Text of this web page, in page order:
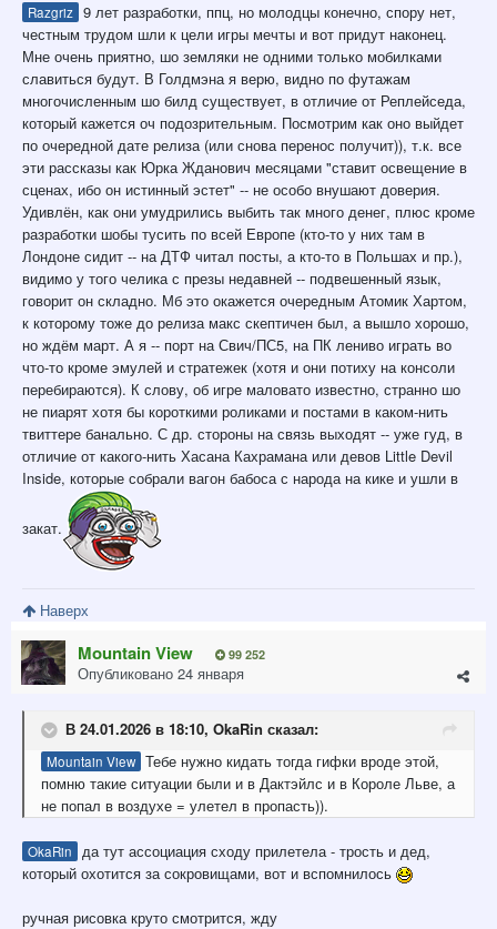
Razgriz 9 лет разработки, ппц, но молодцы конечно, спору нет,
честным трудом шли к цели игры мечты и вот придут наконец.
Мне очень приятно, шо земляки не одними только мобилками
славиться будут. В Голдмэна я верю, видно по футажам
многочисленным шо билд существует, в отличие от Реплейседа,
который кажется оч подозрительным. Посмотрим как оно выйдет
по очередной дате релиза (или снова перенос получит)), т.к. все
эти рассказы как Юрка Жданович месяцами "ставит освещение в
сценах, ибо он истинный эстет" -- не особо внушают доверия.
Удивлён, как они умудрились выбить так много денег, плюс кроме
разработки шобы тусить по всей Европе (кто-то у них там в
Лондоне сидит -- на ДТФ читал посты, а кто-то в Польшах и пр.),
видимо у того челика с презы недавней -- подвешенный язык,
говорит он складно. Мб это окажется очередным Атомик Хартом,
к которому тоже до релиза макс скептичен был, а вышло хорошо,
но ждём март. А я -- порт на Свич/ПС5, на ПК лениво играть во
что-то кроме эмулей и стратежек (хотя и они потиху на консоли
перебираются). К слову, об игре маловато известно, странно шо
не пиарят хотя бы короткими роликами и постами в каком-нить
твиттере банально. С др. стороны на связь выходят -- уже гуд, в
отличие от какого-нить Хасана Кахрамана или девов Little Devil
Inside, которые собрали вагон бабоса с народа на кике и ушли в
закат.
Наверх
Mountain View 99 252
Опубликовано 24 января
В 24.01.2026 в 18:10, OkaRin сказал:
Mountain View Тебе нужно кидать тогда гифки вроде этой,
помню такие ситуации были и в Дактэйлс и в Короле Льве, а
не попал в воздухе = улетел в пропасть)).
OkaRin
да тут ассоциация сходу прилетела - трость и дед,
который охотится за сокровищами, вот и вспомнилось
ручная рисовка круто смотрится, жду